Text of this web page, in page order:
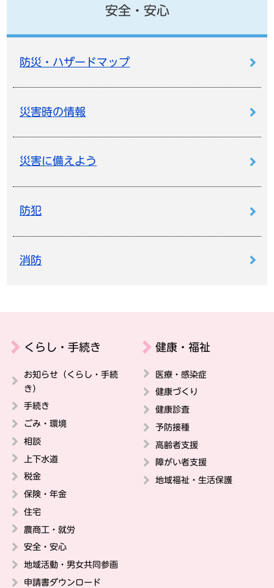
安全・安心
防災・ハザードマップ
災害時の情報
災害に備えよう
防犯
消防
くらし・手続き
お知らせ（くらし・手続
き）
手続き
ごみ・環境
相談
上下水道
税金
保険・年金
住宅
農商工・就労
安全・安心
地域活動・男女共同参画
申請書ダウンロード
健康・福祉
医療・感染症
健康づくり
健康診査
予防接種
高齢者支援
障がい者支援
地域福祉・生活保護